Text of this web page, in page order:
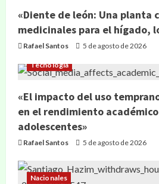
«Diente de león: Una planta
medicinales para el hígado,
Rafael Santos 5 de agosto de 2026
Tecnología
«El impacto del uso
en el rendimiento
adolescentes»
Rafael Santos 5 de agosto de 2026
Nacionales